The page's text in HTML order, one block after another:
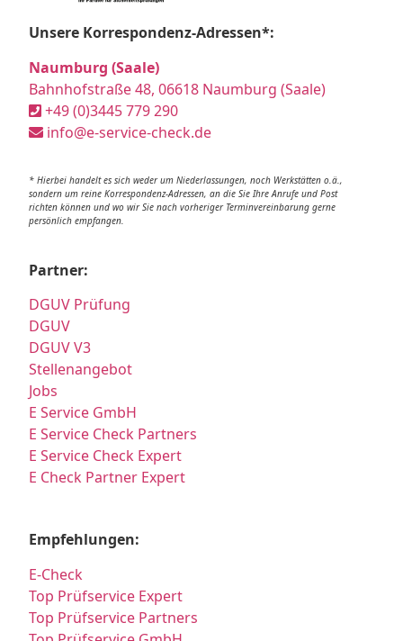
Unsere Korrespondenz-Adressen*:
Naumburg (Saale)
Bahnhofstraße 48, 06618 Naumburg (Saale)
+49 (0)3445 779 290
info@e-service-check.de
* Hierbei handelt es sich weder um Niederlassungen, noch Werkstätten o.ä.,
sondern um reine Korrespondenz-Adressen, an die Sie Ihre Anrufe und Post
richten können und wo wir Sie nach vorheriger Terminvereinbarung gerne
persönlich empfangen.
Partner:
DGUV Prüfung
DGUV
DGUV V3
Stellenangebot
Jobs
E Service GmbH
E Service Check Partners
E Service Check Expert
E Check Partner Expert
Empfehlungen:
E-Check
Top Prüfservice Expert
Top Prüfservice Partners